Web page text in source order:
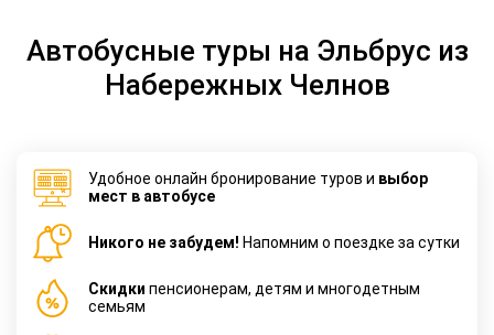
Автобусные туры на Эльбрус из
Набережных Челнов
Удобное онлайн бронирование туров и выбор
мест в автобусе
Никого не забудем! Напомним о поездке за сутки
Cкидки пенсионерам, детям и многодетным
семьям